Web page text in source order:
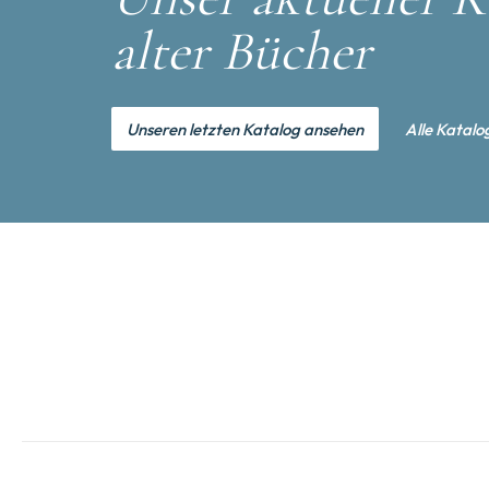
alter Bücher
Unseren letzten Katalog ansehen Alle